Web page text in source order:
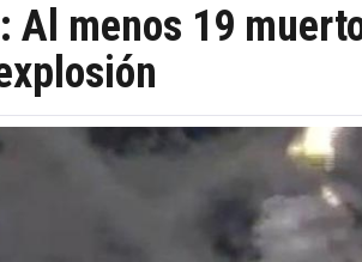
Al menos 19